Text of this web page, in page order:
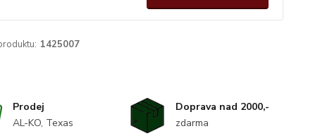
1425007
Prodej
AL-KO, Texas
Doprava nad 2000,-
zdarma